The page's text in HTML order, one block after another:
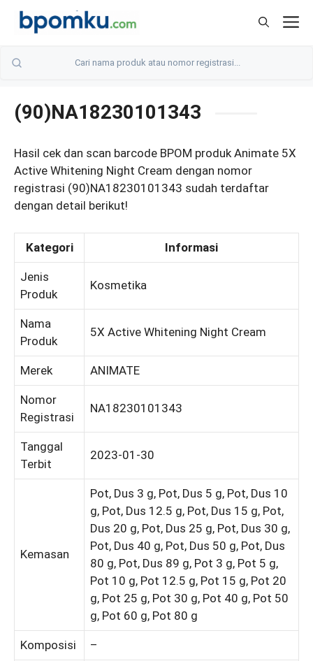
Skip
(90)NA18230101343
Hasil cek dan scan barcode BPOM produk Animate 5X
Active Whitening Night Cream dengan nomor
registrasi (90)NA18230101343 sudah terdaftar
dengan detail berikut!
Kategori Informasi
Jenis
Produk
Kosmetika
Nama
Produk
5X Active Whitening Night Cream
Merek ANIMATE
Nomor
Registrasi
NA18230101343
Tanggal
Terbit
2023-01-30
Kemasan
Pot, Dus 3 g, Pot, Dus 5 g, Pot, Dus 10
g, Pot, Dus 12.5 g, Pot, Dus 15 g, Pot,
Dus 20 g, Pot, Dus 25 g, Pot, Dus 30 g,
Pot, Dus 40 g, Pot, Dus 50 g, Pot, Dus
80 g, Pot, Dus 89 g, Pot 3 g, Pot 5 g,
Pot 10 g, Pot 12.5 g, Pot 15 g, Pot 20
g, Pot 25 g, Pot 30 g, Pot 40 g, Pot 50
g, Pot 60 g, Pot 80 g
Komposisi –